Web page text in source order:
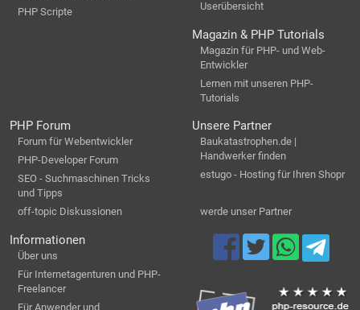
PHP Scripte
Userübersicht
Magazin & PHP Tutorials
Magazin für PHP- und Web-
Entwickler
Lernen mit unseren PHP-
Tutorials
PHP Forum
Forum für Webentwickler
PHP-Developer Forum
SEO - Suchmaschinen Tricks
und Tipps
off-topic Diskussionen
Unsere Partner
Baukatastrophen.de |
Handwerker finden
estugo - Hosting für Ihren Shopr
werde unser Partner
Informationen
Über uns
Für Internetagenturen und PHP-
Freelancer
Für Anwender und